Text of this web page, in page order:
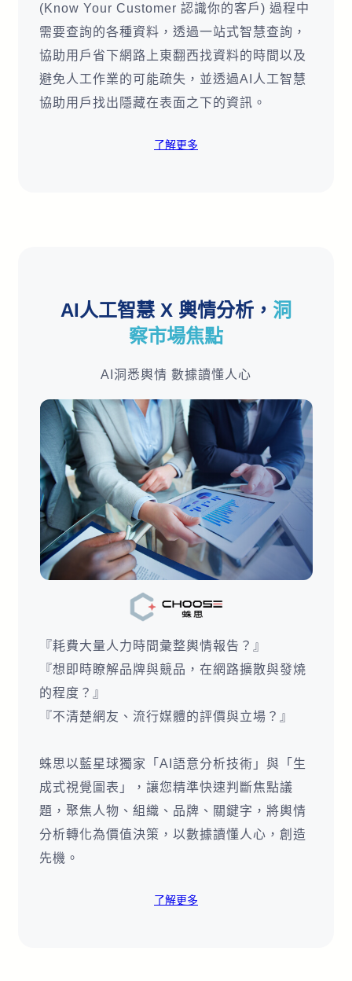
(Know Your Customer 認識你的客戶) 過程中
需要查詢的各種資料，透過一站式智慧查詢，
協助用戶省下網路上東翻西找資料的時間以及
避免人工作業的可能疏失，並透過AI人工智慧
協助用戶找出隱藏在表面之下的資訊。
了解更多
AI人工智慧 X 輿情分析， 洞
察市場焦點
AI洞悉輿情 數據讀懂人心
『耗費大量人力時間彙整輿情報告？』
『想即時瞭解品牌與競品，在網路擴散與發燒
的程度？』
『不清楚網友、流行媒體的評價與立場？』
蛛思以藍星球獨家「AI語意分析技術」與「生
成式視覺圖表」，讓您精準快速判斷焦點議
題，聚焦人物、組織、品牌、關鍵字，將輿情
分析轉化為價值決策，以數據讀懂人心，創造
先機。
了解更多